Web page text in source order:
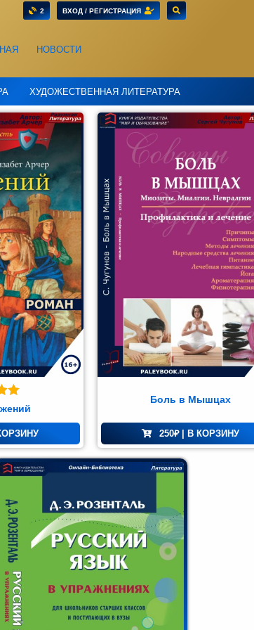
2 ВХОД / РЕГИСТРАЦИЯ
НОВОСТИ
ХУДОЖЕСТВЕННАЯ ЛИТЕРАТУРА
5.00
Боль в Мышцах
250₽ | В КОРЗИНУ